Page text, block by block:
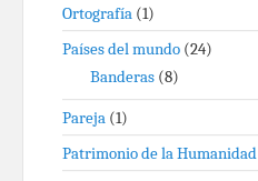
Ortografía (1)
Países del mundo (24)
Banderas (8)
Pareja (1)
Patrimonio de la Humanidad